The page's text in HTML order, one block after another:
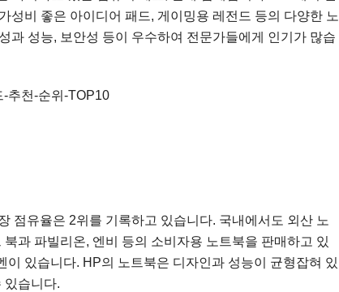
성비 좋은 아이디어 패드, 게이밍용 레전드 등의 다양한 노
과 성능, 보안성 등이 우수하여 전문가들에게 인기가 많습
점유율은 2위를 기록하고 있습니다. 국내에서도 외산 노
과 파빌리온, 엔비 등의 소비자용 노트북을 판매하고 있
있습니다. HP의 노트북은 디자인과 성능이 균형잡혀 있
있습니다.